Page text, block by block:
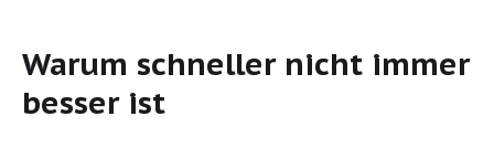
Warum schneller nicht immer
besser ist